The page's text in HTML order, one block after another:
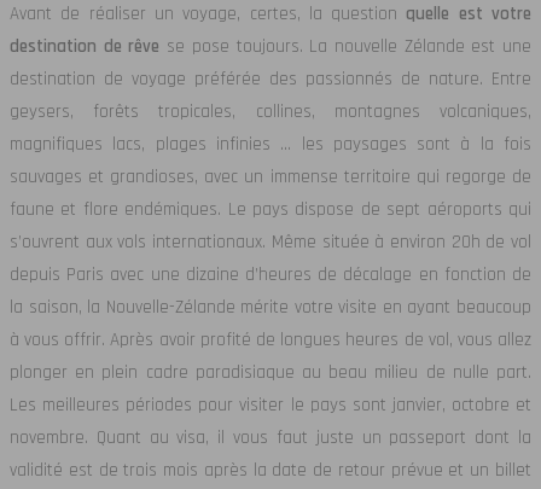
Avant de réaliser un voyage, certes, la question quelle est votre
destination de rêve se pose toujours. La nouvelle Zélande est une
destination de voyage préférée des passionnés de nature. Entre
geysers, forêts tropicales, collines, montagnes volcaniques,
magnifiques lacs, plages infinies … les paysages sont à la fois
sauvages et grandioses, avec un immense territoire qui regorge de
faune et flore endémiques. Le pays dispose de sept aéroports qui
s’ouvrent aux vols internationaux. Même située à environ 20h de vol
depuis Paris avec une dizaine d’heures de décalage en fonction de
la saison, la Nouvelle-Zélande mérite votre visite en ayant beaucoup
à vous offrir. Après avoir profité de longues heures de vol, vous allez
plonger en plein cadre paradisiaque au beau milieu de nulle part.
Les meilleures périodes pour visiter le pays sont janvier, octobre et
novembre. Quant au visa, il vous faut juste un passeport dont la
validité est de trois mois après la date de retour prévue et un billet